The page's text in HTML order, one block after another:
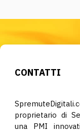
CONTATTI
proprietario di
una PMI